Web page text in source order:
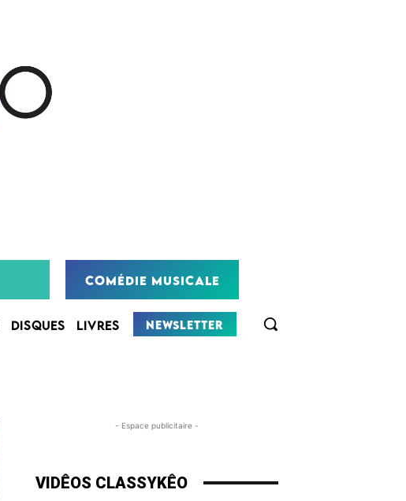
COMÉDIE MUSICALE
DISQUES LIVRES NEWSLETTER
- Espace publicitaire -
VIDÊOS CLASSYKÊO